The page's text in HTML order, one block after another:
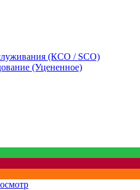
(КСО / SCO)
(Уцененное)